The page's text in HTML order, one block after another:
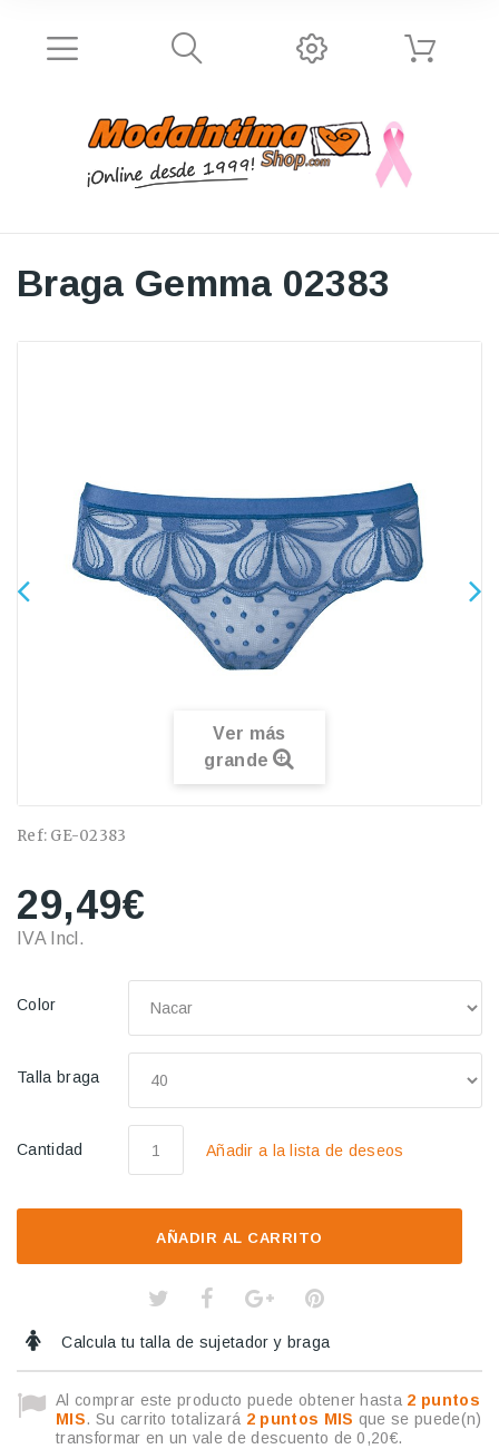
Braga Gemma 02383
Ver más
grande
Ref: GE-02383
29,49€
IVA Incl.
Color
Talla braga
Cantidad Añadir a la lista de deseos
AÑADIR AL CARRITO
Calcula tu talla de sujetador y braga
Al comprar este producto puede obtener hasta 2 puntos
MIS. Su carrito totalizará 2puntos MIS que se puede(n)
transformar en un vale de descuento de0,20€.